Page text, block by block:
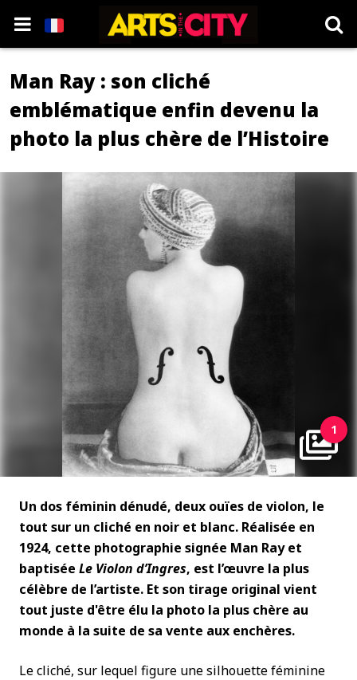
Man Ray : son cliché
emblématique enfin devenu la
photo la plus chère de l’Histoire
1
Un dos féminin dénudé, deux ouïes de violon, le
tout sur un cliché en noir et blanc. Réalisée en
1924, cette photographie signée Man Ray et
baptisée Le Violon d’Ingres, est l’œuvre la plus
célèbre de l’artiste. Et son tirage original vient
tout juste d'être élu la photo la plus chère au
monde à la suite de sa vente aux enchères.
Le cliché, sur lequel figure une silhouette féminine